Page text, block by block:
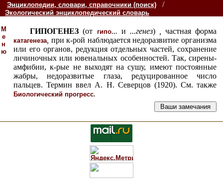
Энциклопедии, словари, справочники (поиск) /
Экологический энциклопедический словарь
М
е
н
ю
ГИПОГЕНЕЗ(от гипо... и ...генез) частная форма
катагенеза при к-рой наблюдается недоразвитие организма
или его органов, редукция отдельных частей, сохранение
личиночных или ювенальных особенностей. Так, сирены-
амфибии, к-рые не выходят на сушу, имеют постоянные
жабры, недоразвитые глаза, редуцированное число
пальцев. Термин ввел А. Н. Северцов (1920). См. также
Биологический прогресс.